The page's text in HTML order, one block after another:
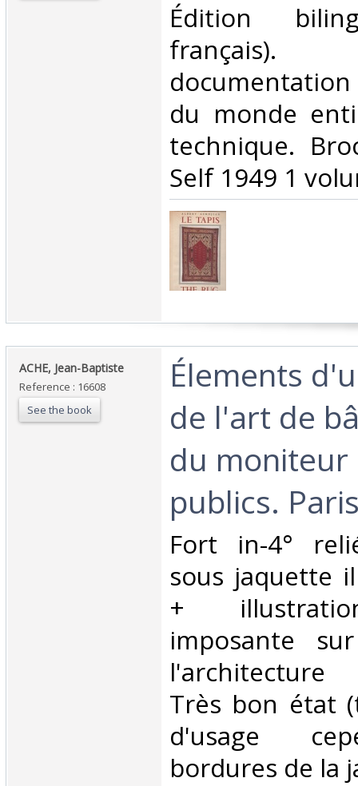
‎Édition
du monde
technique.
Self 1949 1
‎ACHE, Jean-Baptiste‎
Reference : 16608
See the book
‎Élements
de l'art de
du
publics.
‎Fort in-4°
sous jaquette
+
imposante
l'architecture
Très bon état
d'usage
bordures de la